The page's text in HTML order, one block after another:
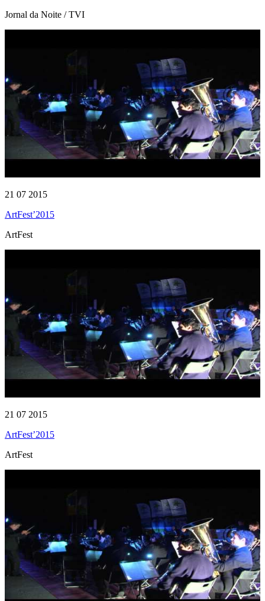
Jornal da Noite / TVI
21 07 2015
ArtFest’2015
ArtFest
21 07 2015
ArtFest’2015
ArtFest